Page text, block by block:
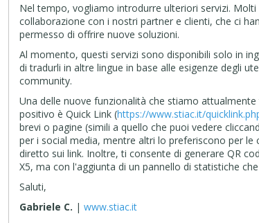
Nel tempo, vogliamo introdurre ulteriori servizi.
collaborazione con i nostri partner e clienti, che ci
permesso di offrire nuove soluzioni.
Al momento, questi servizi sono disponibili solo in
di tradurli in altre lingue in base alle esigenze degli
community.
Una delle nuove funzionalità che stiamo
positivo è Quick Link (https://www.stiac.it/
brevi o pagine (simili a quello che puoi vedere
per i social media, mentre altri lo preferiscono per
diretto sui link. Inoltre, ti consente di generare QR
X5, ma con l'aggiunta di un pannello di statistiche
Saluti,
Gabriele C. |www.stiac.it